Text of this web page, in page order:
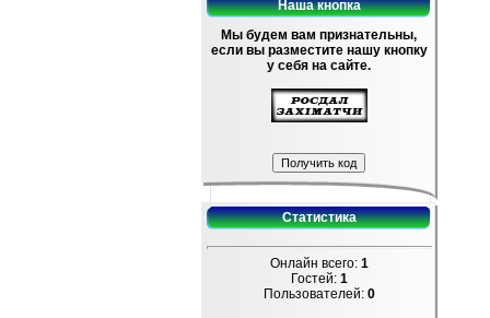
Наша кнопка
Мы будем вам признательны,
если вы разместите нашу кнопку
у себя на сайте.
Статистика
Онлайн всего: 1
Гостей: 1
Пользователей: 0